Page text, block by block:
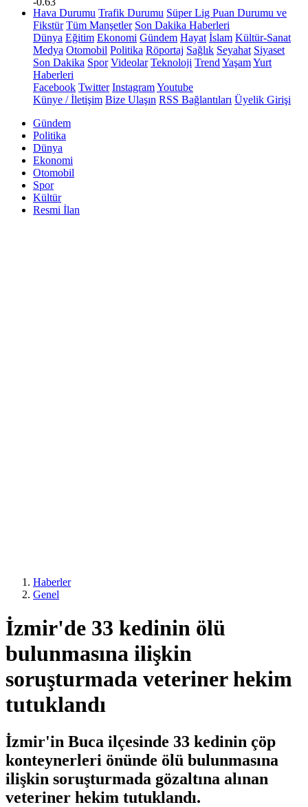
Hava Durumu Trafik Durumu Süper Lig Puan Durumu ve
Fikstür Tüm Manşetler Son Dakika Haberleri
Dünya Eğitim Ekonomi Gündem Hayat İslam Kültür-Sanat
Medya Otomobil Politika Röportaj Sağlık Seyahat Siyaset
Son Dakika Spor Videolar Teknoloji Trend YaşamYurt
Haberleri
Facebook Twitter InstagramYoutube
Künye / İletişim Bize Ulaşın RSS Bağlantıları Üyelik Girişi
Gündem
Politika
Dünya
Ekonomi
Otomobil
Spor
Kültür
Resmi İlan
Haberler
Genel
İzmir'de 33 kedinin ölü
bulunmasına ilişkin
soruşturmada veteriner hekim
tutuklandı
İzmir'in Buca ilçesinde 33 kedinin çöp
konteynerleri önünde ölü bulunmasına
ilişkin soruşturmada gözaltına alınan
veteriner hekim tutuklandı.